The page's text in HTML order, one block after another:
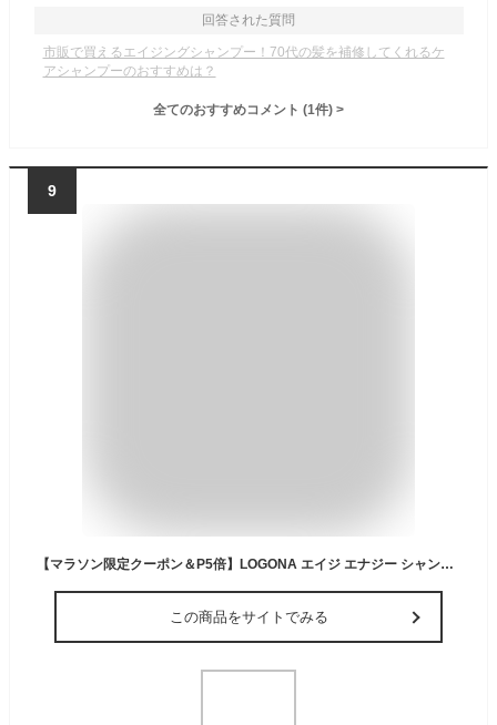
回答された質問
市販で買えるエイジングシャンプー！70代の髪を補修してくれるケ
アシャンプーのおすすめは？
全てのおすすめコメント (1件) >
9
【マラソン限定クーポン＆P5倍】LOGONA エイジ エナジー シャンプー || シャンプー オーガニック ノンシリコン アロエ アロマ おしゃれ ボトル ヘアケア 無添加 ボリューム ヤシ ロゴナ ツヤ 保湿 潤い うるおい しっとり 頭皮 エイジングケア エイジング
この商品をサイトでみる